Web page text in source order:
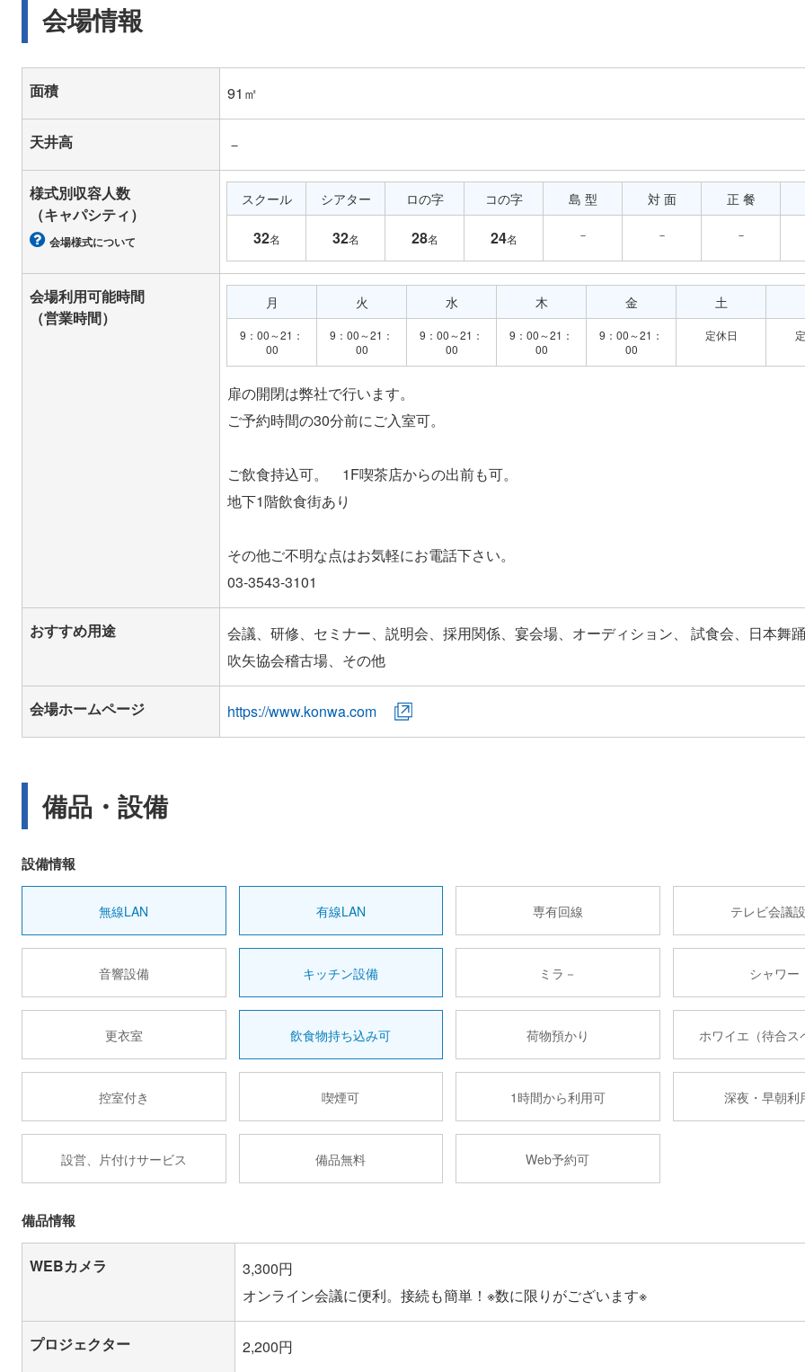
会場情報
面積 91㎡
天井高 －
様式別収容人数
（キャパシティ）
会場様式について
スクール
32名
シアター
32名
ロの字
28名
コの字
24名
島 型
－
対 面
－
正 餐
－
会場利用可能時間
（営業時間）
月
9：00～21：
00
火
9：00～21：
00
水
9：00～21：
00
木
9：00～21：
00
金
9：00～21：
00
土
定休日
扉の開閉は弊社で行います。
ご予約時間の30分前にご入室可。
ご飲食持込可。 1F喫茶店からの出前も可。
地下1階飲食街あり
その他ご不明な点はお気軽にお電話下さい。
おすすめ用途
会議、研修、セミナー、説明会、採用関係、宴会場、オーディション、 試食会、日本舞踊
吹矢協会稽古場、その他
会場ホームページ https://www.konwa.com
備品・設備
設備情報
無線LAN 有線LAN 専有回線 テレビ会議
音響設備 キッチン設備 ミラ－ シャワー
更衣室 飲食物持ち込み可 荷物預かり ホワイエ（待合ス
控室付き 喫煙可 1時間から利用可 深夜・早朝利
設営、片付けサービス 備品無料 Web予約可
備品情報
WEBカメラ
3,300円
オンライン会議に便利。接続も簡単！※数に限りがございます※
プロジェクター 2,200円